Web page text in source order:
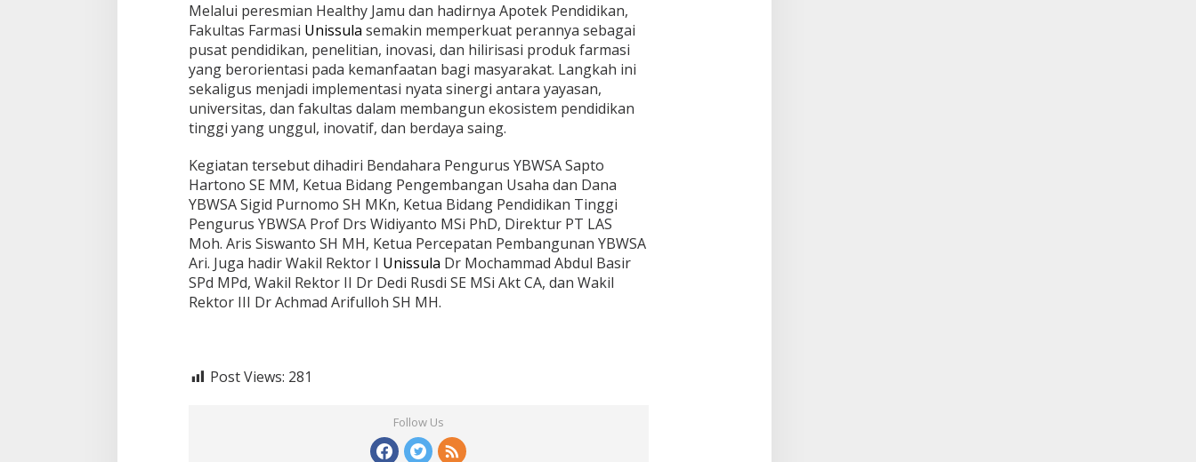
Melalui peresmian Healthy Jamu dan hadirnya Apotek Pendidikan,
Fakultas Farmasi Unissula semakin memperkuat perannya sebagai
pusat pendidikan, penelitian, inovasi, dan hilirisasi produk farmasi
yang berorientasi pada kemanfaatan bagi masyarakat. Langkah ini
sekaligus menjadi implementasi nyata sinergi antara yayasan,
universitas, dan fakultas dalam membangun ekosistem pendidikan
tinggi yang unggul, inovatif, dan berdaya saing.
Kegiatan tersebut dihadiri Bendahara Pengurus YBWSA Sapto
Hartono SE MM, Ketua Bidang Pengembangan Usaha dan Dana
YBWSA Sigid Purnomo SH MKn, Ketua Bidang Pendidikan Tinggi
Pengurus YBWSA Prof Drs Widiyanto MSi PhD, Direktur PT LAS
Moh. Aris Siswanto SH MH, Ketua Percepatan Pembangunan YBWSA
Ari. Juga hadir Wakil Rektor I Unissula Dr Mochammad Abdul Basir
SPd MPd, Wakil Rektor II Dr Dedi Rusdi SE MSi Akt CA, dan Wakil
Rektor III Dr Achmad Arifulloh SH MH.
Post Views: 281
Follow Us